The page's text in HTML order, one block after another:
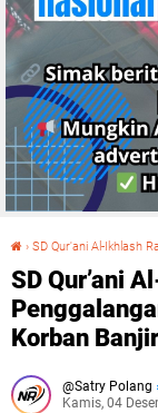
› SD Qur'ani Al-Ikhlash
SD Qur’ani
Korban
Satry Polang
Kamis, 04